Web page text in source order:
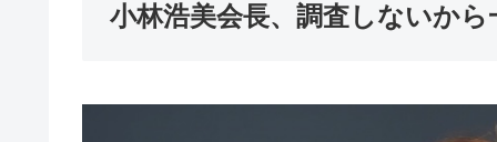
小林浩美会長、調査しないか